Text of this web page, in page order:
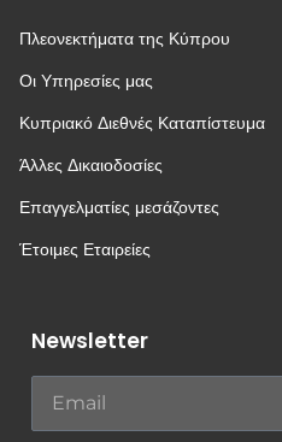
Πλεονεκτήματα της Κύπρου
Οι Υπηρεσίες μας
Κυπριακό Διεθνές Καταπίστευμα
Άλλες Δικαιοδοσίες
Επαγγελματίες μεσάζοντες
Έτοιμες Εταιρείες
Newsletter